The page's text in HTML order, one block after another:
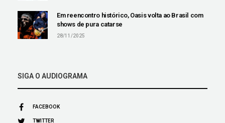
Em reencontro histórico, Oasis volta ao Brasil com
shows de pura catarse
28/11/2025
SIGA O AUDIOGRAMA
FACEBOOK
TWITTER